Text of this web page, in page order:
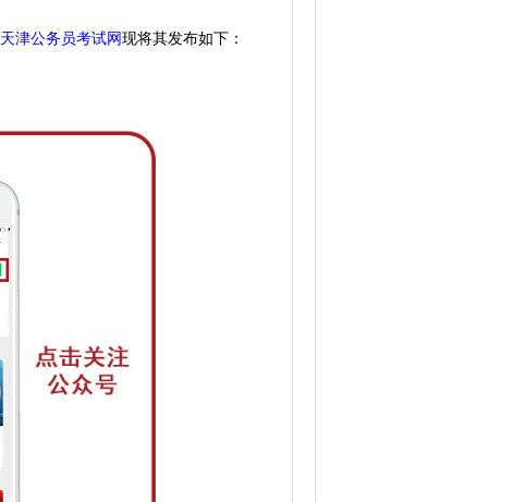
天津公务员考试网现将其发布如下：